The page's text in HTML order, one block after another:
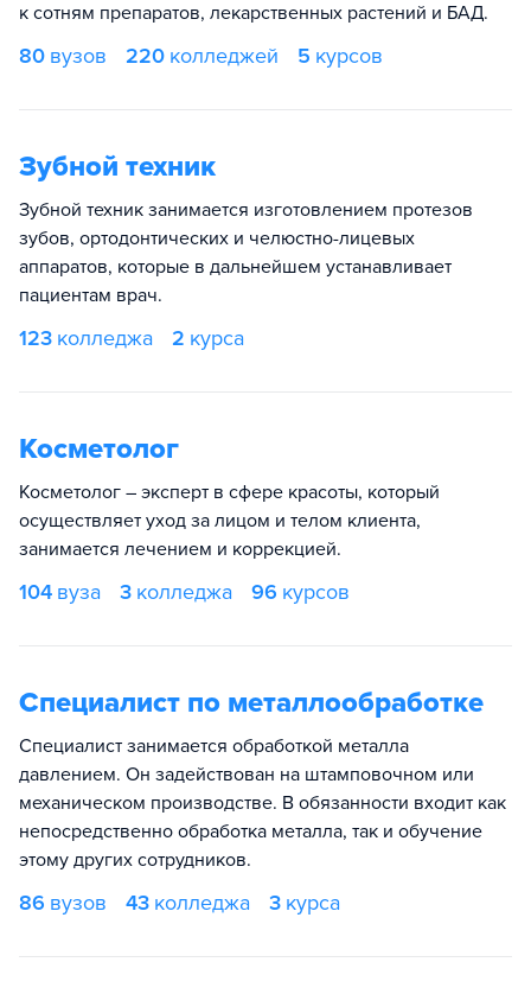
к сотням препаратов, лекарственных растений и БАД.
80 вузов 220 колледжей 5 курсов
Зубной техник
Зубной техник занимается изготовлением протезов
зубов, ортодонтических и челюстно-лицевых
аппаратов, которые в дальнейшем устанавливает
пациентам врач.
123 колледжа 2 курса
Косметолог
Косметолог – эксперт в сфере красоты, который
осуществляет уход за лицом и телом клиента,
занимается лечением и коррекцией.
104 вуза 3 колледжа 96 курсов
Специалист по металлообработке
Специалист занимается обработкой металла
давлением. Он задействован на штамповочном или
механическом производстве. В обязанности входит как
непосредственно обработка металла, так и обучение
этому других сотрудников.
86 вузов 43 колледжа 3 курса